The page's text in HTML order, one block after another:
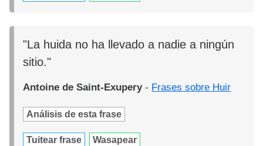
"La huida no ha llevado a nadie a ningún
sitio."
Antoine de Saint-Exupery- Frases sobre Huir
Análisis de esta frase
Tuitear frase Wasapear